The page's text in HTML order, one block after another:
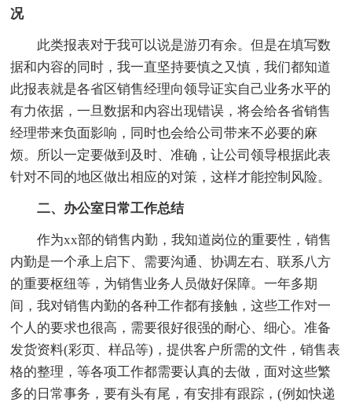
况
此类报表对于我可以说是游刃有余。但是在填写数
据和内容的同时，我一直坚持要慎之又慎，我们都知道
此报表就是各省区销售经理向领导证实自己业务水平的
有力依据，一旦数据和内容出现错误，将会给各省销售
经理带来负面影响，同时也会给公司带来不必要的麻
烦。所以一定要做到及时、准确，让公司领导根据此表
针对不同的地区做出相应的对策，这样才能控制风险。
二、办公室日常工作总结
作为xx部的销售内勤，我知道岗位的重要性，销售
内勤是一个承上启下、需要沟通、协调左右、联系八方
的重要枢纽等，为销售业务人员做好保障。一年多期
间，我对销售内勤的各种工作都有接触，这些工作对一
个人的要求也很高，需要很好很强的耐心、细心。准备
发货资料(彩页、样品等)，提供客户所需的文件，销售表
格的整理，等各项工作都需要认真的去做，面对这些繁
多的日常事务，要有头有尾，有安排有跟踪，(例如快递